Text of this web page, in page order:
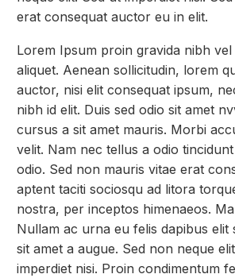
erat consequat auctor eu in elit.
Lorem Ipsum proin gravida nibh
aliquet. Aenean sollicitudin, lorem
auctor, nisi elit consequat ipsum,
nibh id elit. Duis sed odio sit amet
cursus a sit amet mauris. Morbi
velit. Nam nec tellus a odio
odio. Sed non mauris vitae erat
aptent taciti sociosqu ad litora
nostra, per inceptos himenaeos.
Nullam ac urna eu felis dapibus elit
sit amet a augue. Sed non neque
imperdiet nisi. Proin condimentum